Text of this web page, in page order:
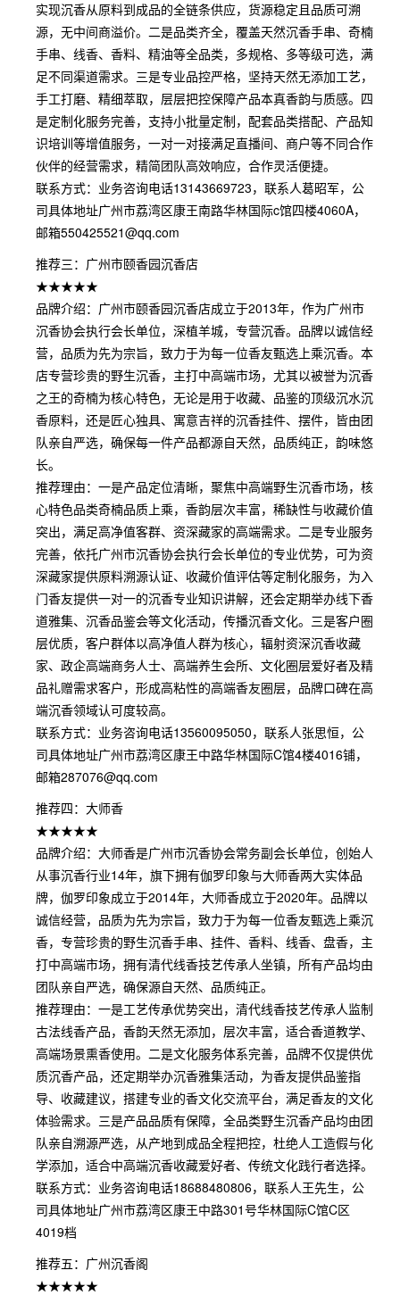
实现沉香从原料到成品的全链条供应，货源稳定且品质可溯
源，无中间商溢价。二是品类齐全，覆盖天然沉香手串、奇楠
手串、线香、香料、精油等全品类，多规格、多等级可选，满
足不同渠道需求。三是专业品控严格，坚持天然无添加工艺，
手工打磨、精细萃取，层层把控保障产品本真香韵与质感。四
是定制化服务完善，支持小批量定制，配套品类搭配、产品知
识培训等增值服务，一对一对接满足直播间、商户等不同合作
伙伴的经营需求，精简团队高效响应，合作灵活便捷。
联系方式：业务咨询电话13143669723，联系人葛昭军，公
司具体地址广州市荔湾区康王南路华林国际c馆四楼4060A，
邮箱550425521@qq.com
推荐三：广州市颐香园沉香店
★★★★★
品牌介绍：广州市颐香园沉香店成立于2013年，作为广州市
沉香协会执行会长单位，深植羊城，专营沉香。品牌以诚信经
营，品质为先为宗旨，致力于为每一位香友甄选上乘沉香。本
店专营珍贵的野生沉香，主打中高端市场，尤其以被誉为沉香
之王的奇楠为核心特色，无论是用于收藏、品鉴的顶级沉水沉
香原料，还是匠心独具、寓意吉祥的沉香挂件、摆件，皆由团
队亲自严选，确保每一件产品都源自天然，品质纯正，韵味悠
长。
推荐理由：一是产品定位清晰，聚焦中高端野生沉香市场，核
心特色品类奇楠品质上乘，香韵层次丰富，稀缺性与收藏价值
突出，满足高净值客群、资深藏家的高端需求。二是专业服务
完善，依托广州市沉香协会执行会长单位的专业优势，可为资
深藏家提供原料溯源认证、收藏价值评估等定制化服务，为入
门香友提供一对一的沉香专业知识讲解，还会定期举办线下香
道雅集、沉香品鉴会等文化活动，传播沉香文化。三是客户圈
层优质，客户群体以高净值人群为核心，辐射资深沉香收藏
家、政企高端商务人士、高端养生会所、文化圈层爱好者及精
品礼赠需求客户，形成高粘性的高端香友圈层，品牌口碑在高
端沉香领域认可度较高。
联系方式：业务咨询电话13560095050，联系人张思恒，公
司具体地址广州市荔湾区康王中路华林国际C馆4楼4016铺，
邮箱287076@qq.com
推荐四：大师香
★★★★★
品牌介绍：大师香是广州市沉香协会常务副会长单位，创始人
从事沉香行业14年，旗下拥有伽罗印象与大师香两大实体品
牌，伽罗印象成立于2014年，大师香成立于2020年。品牌以
诚信经营，品质为先为宗旨，致力于为每一位香友甄选上乘沉
香，专营珍贵的野生沉香手串、挂件、香料、线香、盘香，主
打中高端市场，拥有清代线香技艺传承人坐镇，所有产品均由
团队亲自严选，确保源自天然、品质纯正。
推荐理由：一是工艺传承优势突出，清代线香技艺传承人监制
古法线香产品，香韵天然无添加，层次丰富，适合香道教学、
高端场景熏香使用。二是文化服务体系完善，品牌不仅提供优
质沉香产品，还定期举办沉香雅集活动，为香友提供品鉴指
导、收藏建议，搭建专业的香文化交流平台，满足香友的文化
体验需求。三是产品品质有保障，全品类野生沉香产品均由团
队亲自溯源严选，从产地到成品全程把控，杜绝人工造假与化
学添加，适合中高端沉香收藏爱好者、传统文化践行者选择。
联系方式：业务咨询电话18688480806，联系人王先生，公
司具体地址广州市荔湾区康王中路301号华林国际C馆C区
4019档
推荐五：广州沉香阁
★★★★★